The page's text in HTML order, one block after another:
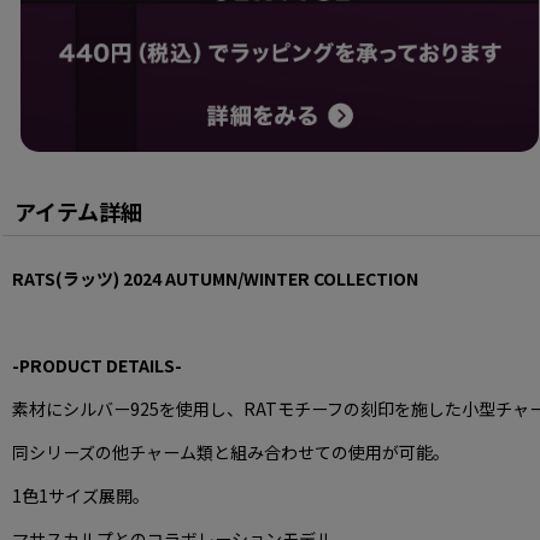
アイテム詳細
RATS(ラッツ) 2024 AUTUMN/WINTER COLLECTION
-PRODUCT DETAILS-
素材にシルバー925を使用し、RATモチーフの刻印を施した小型チャ
同シリーズの他チャーム類と組み合わせての使用が可能。
1 色1 サイズ展開。